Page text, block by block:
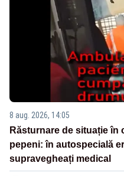
8 aug. 2026, 14:05
Răsturnare de situație în
pepeni: în autospecială
supravegheați medical